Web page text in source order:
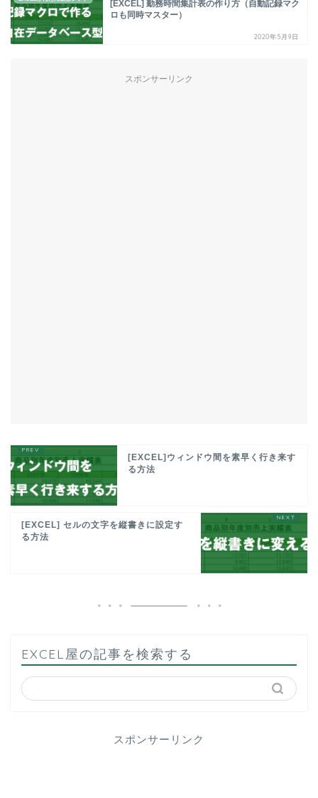
[EXCEL] 勤務時間集計表の作り方（自動記録マク
ロも同時マスター）
2020年5月9日
スポンサーリンク
[EXCEL]ウィンドウ間を素早く行き来す
る方法
[EXCEL] セルの文字を縦書きに設定す
る方法
EXCEL屋の記事を検索する
スポンサーリンク